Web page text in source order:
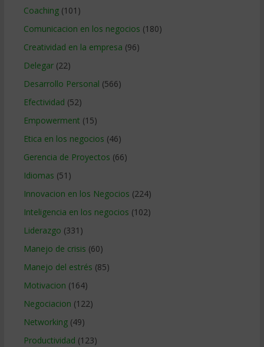
Coaching(101)
Comunicacion en los negocios (180)
Creatividad en la empresa (96)
Delegar(22)
Desarrollo Personal (566)
Efectividad (52)
Empowerment (15)
Etica en los negocios (46)
Gerencia de Proyectos (66)
Idiomas (51)
Innovacion en los Negocios (224)
Inteligencia en los negocios (102)
Liderazgo (331)
Manejo de crisis (60)
Manejo del estrés (85)
Motivacion (164)
Negociacion (122)
Networking(49)
Productividad (123)